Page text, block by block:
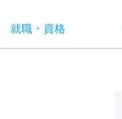
就職・ 資格